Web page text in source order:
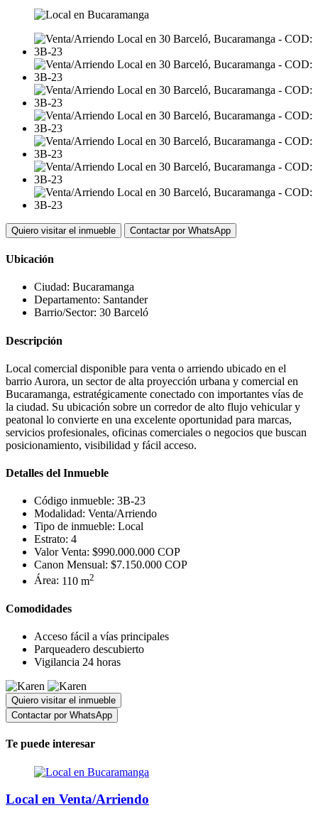
Quiero visitar el inmueble Contactar por WhatsApp
Ubicación
Ciudad: Bucaramanga
Departamento: Santander
Barrio/Sector: 30 Barceló
Descripción
Local comercial disponible para venta o arriendo ubicado en el
barrio Aurora, un sector de alta proyección urbana y comercial en
Bucaramanga, estratégicamente conectado con importantes vías de
la ciudad. Su ubicación sobre un corredor de alto flujo vehicular y
peatonal lo convierte en una excelente oportunidad para marcas,
servicios profesionales, oficinas comerciales o negocios que buscan
posicionamiento, visibilidad y fácil acceso.
Detalles del Inmueble
Código inmueble: 3B-23
Modalidad: Venta/Arriendo
Tipo de inmueble: Local
Estrato: 4
Valor Venta: $990.000.000 COP
Canon Mensual: $7.150.000 COP
Área: 110 m2
Comodidades
Acceso fácil a vías principales
Parqueadero descubierto
Vigilancia 24 horas
Quiero visitar el inmueble
Contactar por WhatsApp
Te puede interesar
Local en Venta/Arriendo